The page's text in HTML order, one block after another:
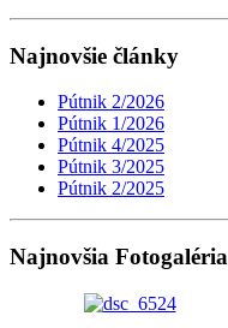
Najnovšie články
Pútnik 2/2026
Pútnik 1/2026
Pútnik 4/2025
Pútnik 3/2025
Pútnik 2/2025
Najnovšia Fotogaléria